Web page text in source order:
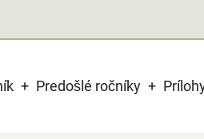
Predošlé ročníky